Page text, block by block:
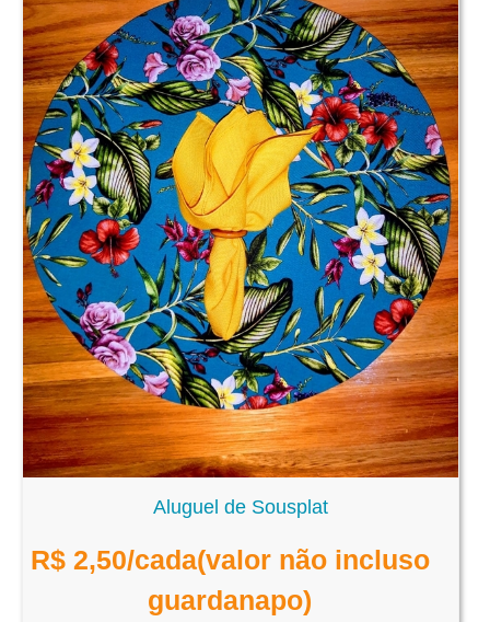
Aluguel de Sousplat
R$ 2,50/cada(valor não incluso
guardanapo)